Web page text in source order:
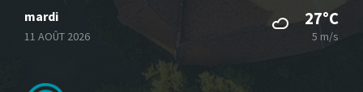
mardi
11 AOÛT 2026
27°C
5 m/s